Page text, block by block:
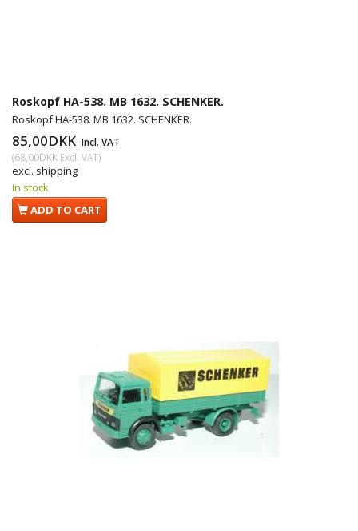
Roskopf HA-538. MB 1632. SCHENKER.
Roskopf HA-538. MB 1632. SCHENKER.
85,00DKK Incl. VAT
(68,00DKK Excl. VAT)
excl. shipping
In stock
ADD TO CART